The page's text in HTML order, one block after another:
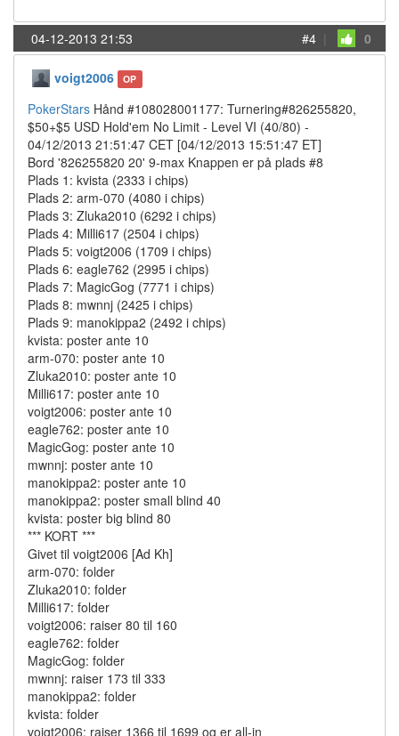
04-12-2013 21:53 #4 | 0
voigt2006 OP
PokerStars Hånd #108028001177: Turnering#826255820,
$50+$5 USD Hold'em No Limit - Level VI (40/80) -
04/12/2013 21:51:47 CET [04/12/2013 15:51:47 ET]
Bord '826255820 20' 9-max Knappen er på plads #8
Plads 1: kvista (2333 i chips)
Plads 2: arm-070 (4080 i chips)
Plads 3: Zluka2010 (6292 i chips)
Plads 4: Milli617 (2504 i chips)
Plads 5: voigt2006 (1709 i chips)
Plads 6: eagle762 (2995 i chips)
Plads 7: MagicGog (7771 i chips)
Plads 8: mwnnj (2425 i chips)
Plads 9: manokippa2 (2492 i chips)
kvista: poster ante 10
arm-070: poster ante 10
Zluka2010: poster ante 10
Milli617: poster ante 10
voigt2006: poster ante 10
eagle762: poster ante 10
MagicGog: poster ante 10
mwnnj: poster ante 10
manokippa2: poster ante 10
manokippa2: poster small blind 40
kvista: poster big blind 80
*** KORT ***
Givet til voigt2006 [Ad Kh]
arm-070: folder
Zluka2010: folder
Milli617: folder
voigt2006: raiser 80 til 160
eagle762: folder
MagicGog: folder
mwnnj: raiser 173 til 333
manokippa2: folder
kvista: folder
voigt2006: raiser 1366 til 1699 og er all-in